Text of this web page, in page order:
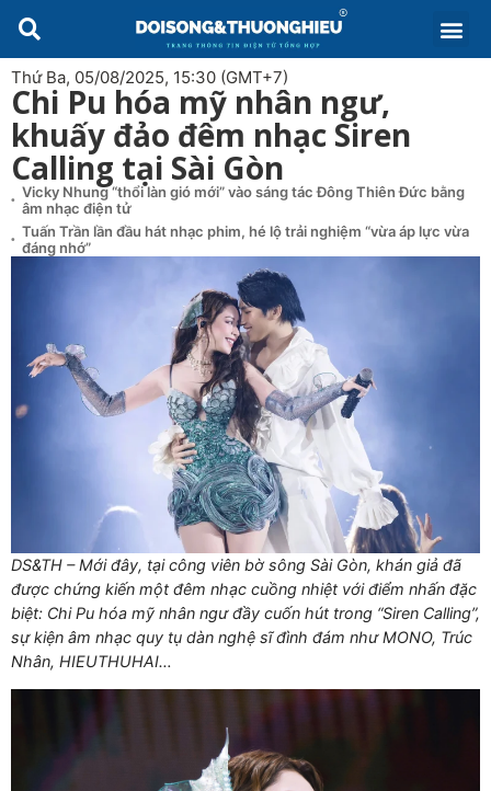
Thứ Ba, 05/08/2025, 15:30 (GMT+7)
Chi Pu hóa mỹ nhân ngư,
khuấy đảo đêm nhạc Siren
Calling tại Sài Gòn
Vicky Nhung “thổi làn gió mới” vào sáng tác Đông Thiên Đức bằng
âm nhạc điện tử
Tuấn Trần lần đầu hát nhạc phim, hé lộ trải nghiệm “vừa áp lực vừa
đáng nhớ”
DS&TH – Mới đây, tại công viên bờ sông Sài Gòn, khán giả đã
được chứng kiến một đêm nhạc cuồng nhiệt với điểm nhấn đặc
biệt: Chi Pu hóa mỹ nhân ngư đầy cuốn hút trong “Siren Calling”,
sự kiện âm nhạc quy tụ dàn nghệ sĩ đình đám như MONO, Trúc
Nhân, HIEUTHUHAI…